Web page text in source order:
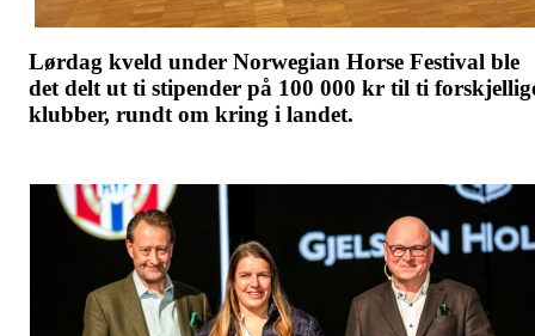
Lørdag kveld under Norwegian Horse Festival ble
det delt ut ti stipender på 100 000 kr til ti
klubber, rundt om kring i landet.